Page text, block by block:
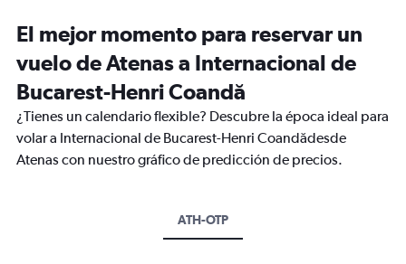
El mejor momento para reservar un
vuelo de Atenas a Internacional de
Bucarest-Henri Coandă
¿Tienes un calendario flexible? Descubre la época ideal para
volar a Internacional de Bucarest-Henri Coandădesde
Atenas con nuestro gráfico de predicción de precios.
ATH-OTP